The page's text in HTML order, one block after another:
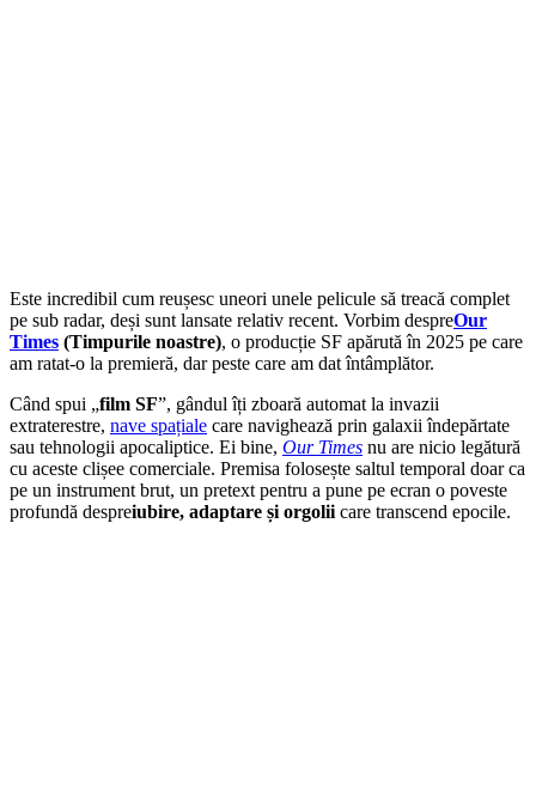
Este incredibil cum reușesc uneori unele pelicule să treacă complet
pe sub radar, deși sunt lansate relativ recent. Vorbim despreOur
Times (Timpurile noastre), o producție SF apărută în 2025 pe care
am ratat-o la premieră, dar peste care am dat întâmplător.
Când spui „film SF”, gândul îți zboară automat la invazii
extraterestre, nave spațiale care navighează prin galaxii îndepărtate
sau tehnologii apocaliptice. Ei bine, Our Times nu are nicio legătură
cu aceste clișee comerciale. Premisa folosește saltul temporal doar ca
pe un instrument brut, un pretext pentru a pune pe ecran o poveste
profundă despreiubire, adaptare și orgolii care transcend epocile.